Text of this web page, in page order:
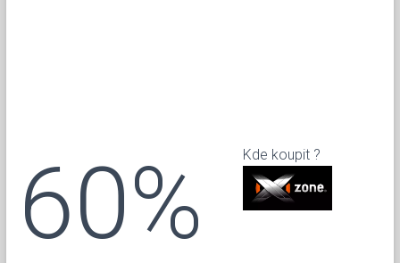
60% Kde koupit ?